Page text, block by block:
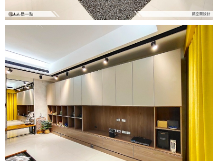
找設計師
如何使用點一點
我要裝潢
裝潢計算機
裝潢進階計算機
案例分享
類型
居家
商業空間
面積
小坪數
風格
人氣推薦
設計好手
台北市
360環景體驗
設計專欄
系統櫃
全站搜尋